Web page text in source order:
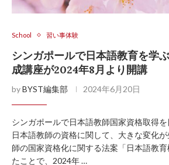
School 習い事体験
シンガポールで日本語教育を学
成講座が2024年8月より開講
byBYST編集部 2024年6月20日
シンガポールで日本語教師国家資格取得を
日本語教師の資格に関して、大きな変化
師の国家資格化に関する法案「日本語教
たことで、2024年 …